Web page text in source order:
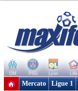
OM PSG Lyon Lille
+ de clubs
Mercato Ligue 1